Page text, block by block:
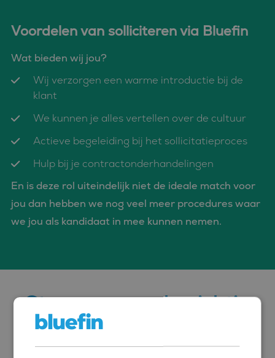
Voordelen van solliciteren via Bluefin
Wat bieden wij jou?
Wij verzorgen een warme introductie bij de
klant
We kunnen je alles vertellen over de cultuur
Actieve begeleiding bij het sollicitatieproces
Hulp bij je contractonderhandelingen
En is deze rol uiteindelijk niet de ideale match voor
jou dan hebben we nog veel meer procedures waar
we jou als kandidaat in mee kunnen nemen.
Stuur ons een berichtje